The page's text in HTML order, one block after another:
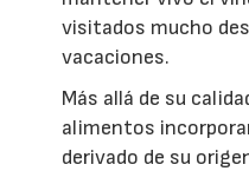
visitados mucho
vacaciones.
Más allá de su
alimentos
derivado de su